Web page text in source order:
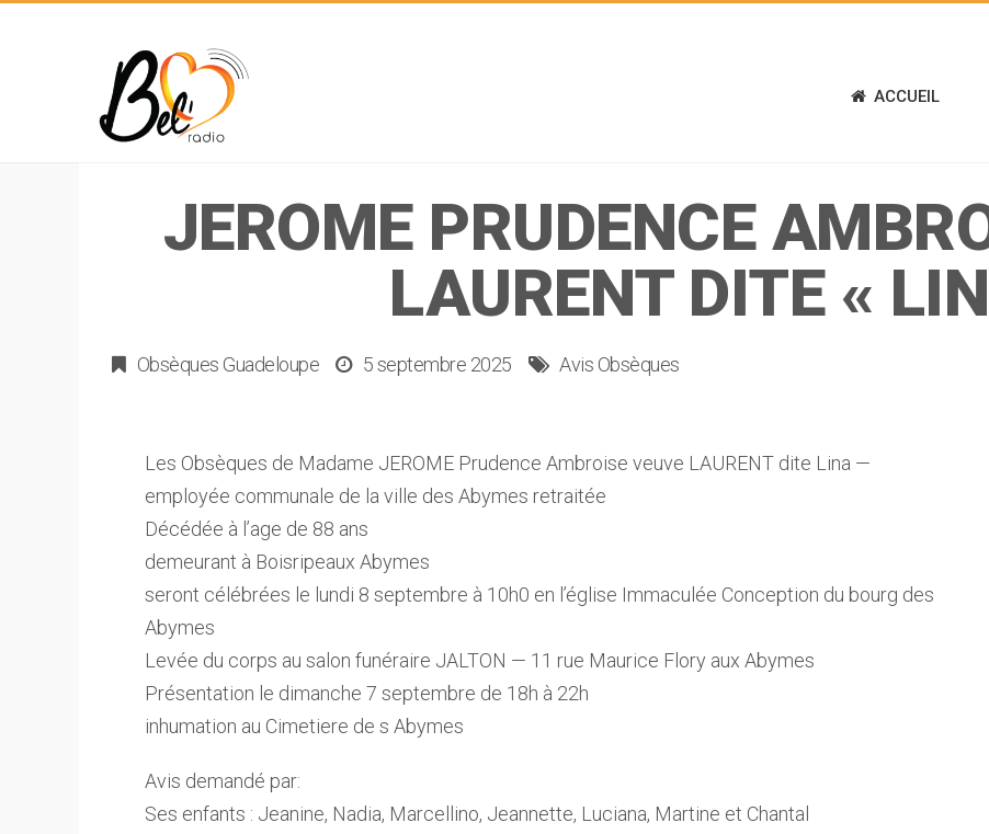
ACCUEIL
JEROME PRUDENCE
LAURENT DITE «
Obsèques Guadeloupe 5 septembre 2025 Avis Obsèques
Les Obsèques de Madame JEROME Prudence Ambroise veuve LAURENT dite Lina —
employée communale de la ville des Abymes retraitée
Décédée à l’age de 88 ans
demeurant à Boisripeaux Abymes
seront célébrées le lundi 8 septembre à 10h0 en l’église Immaculée Conception du bourg des
Abymes
Levée du corps au salon funéraire JALTON — 11 rue Maurice Flory aux Abymes
Présentation le dimanche 7 septembre de 18h à 22h
inhumation au Cimetiere de s Abymes
Avis demandé par:
Ses enfants : Jeanine, Nadia, Marcellino, Jeannette, Luciana, Martine et Chantal